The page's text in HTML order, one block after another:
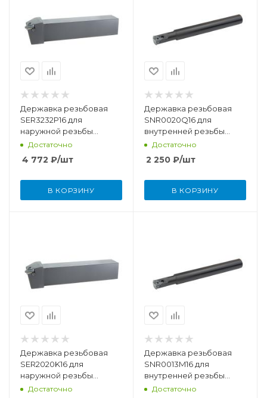
Державка резьбовая
SER3232P16 для
наружной резьбы
правая
Достаточно
4 772 ₽/шт
В КОРЗИНУ
Державка резьбовая
SNR0020Q16 для
внутренней резьбы
правая
Достаточно
2 250 ₽/шт
В КОРЗИНУ
Державка резьбовая
SER2020K16 для
наружной резьбы
правая
Достаточно
Державка резьбовая
SNR0013M16 для
внутренней резьбы
правая
Достаточно